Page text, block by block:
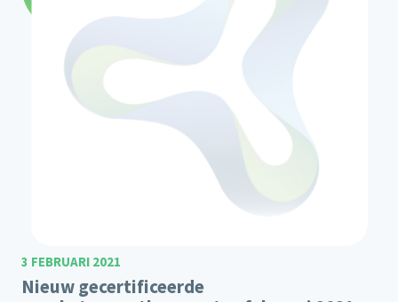
3 FEBRUARI 2021
Nieuw gecertificeerde